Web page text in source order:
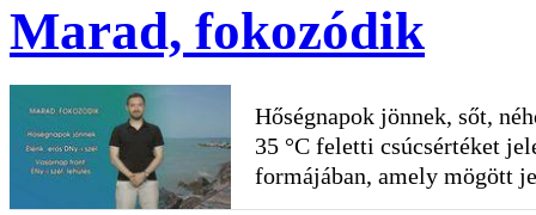
Marad, fokozódik
Hőségnapok jönnek, sőt,
35 °C feletti csúcsértéket
formájában, amely mögött